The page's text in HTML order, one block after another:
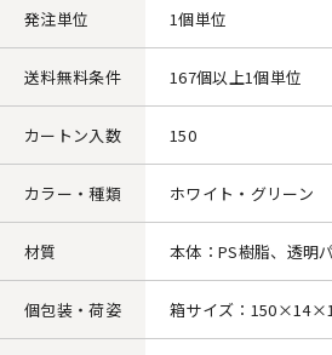
発注単位 1個単位
送料無料条件 167個以上1個単位
カートン入数 150
カラー・種類 ホワイト・グリーン
材質 本体：PS樹脂、透明
個包装・荷姿 箱サイズ：